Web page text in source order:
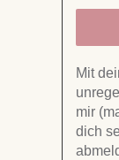
Mit
mir
dich